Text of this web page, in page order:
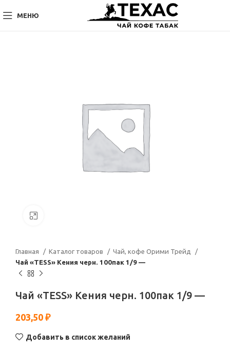
МЕНЮ
Главная Каталог товаров
Чай, кофе Орими Трейд
Чай «TESS» Кения черн. 100пак 1/9 —
Чай «TESS» Кения черн. 100пак 1/9 —
203,50 ₽
Добавить в список желаний